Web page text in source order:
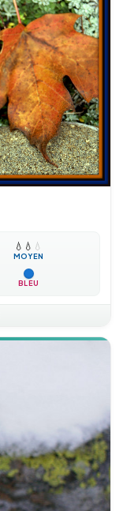
💧 💧 💧
MOYEN
BLEU